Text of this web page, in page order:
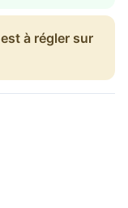
est à régler sur